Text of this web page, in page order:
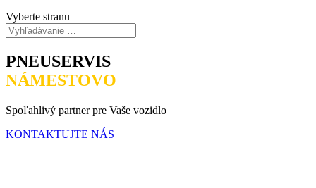
Vyberte stranu
PNEUSERVIS
NÁMESTOVO
Spoľahlivý partner pre Vaše vozidlo
KONTAKTUJTE NÁS